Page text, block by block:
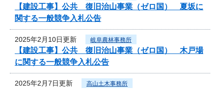
【建設工事】公共 復旧治山事業（ゼロ国） 夏坂に
関する一般競争入札公告
2025年2月10日更新 岐阜農林事務所
【建設工事】公共 復旧治山事業（ゼロ国） 木戸場
に関する一般競争入札公告
2025年2月7日更新 高山土木事務所